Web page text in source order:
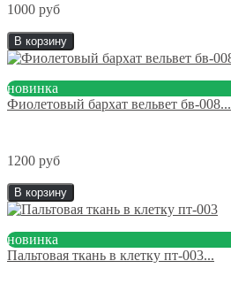
1000 руб
В корзину
новинка
Фиолетовый бархат вельвет бв-008...
1200 руб
В корзину
новинка
Пальтовая ткань в клетку пт-003...